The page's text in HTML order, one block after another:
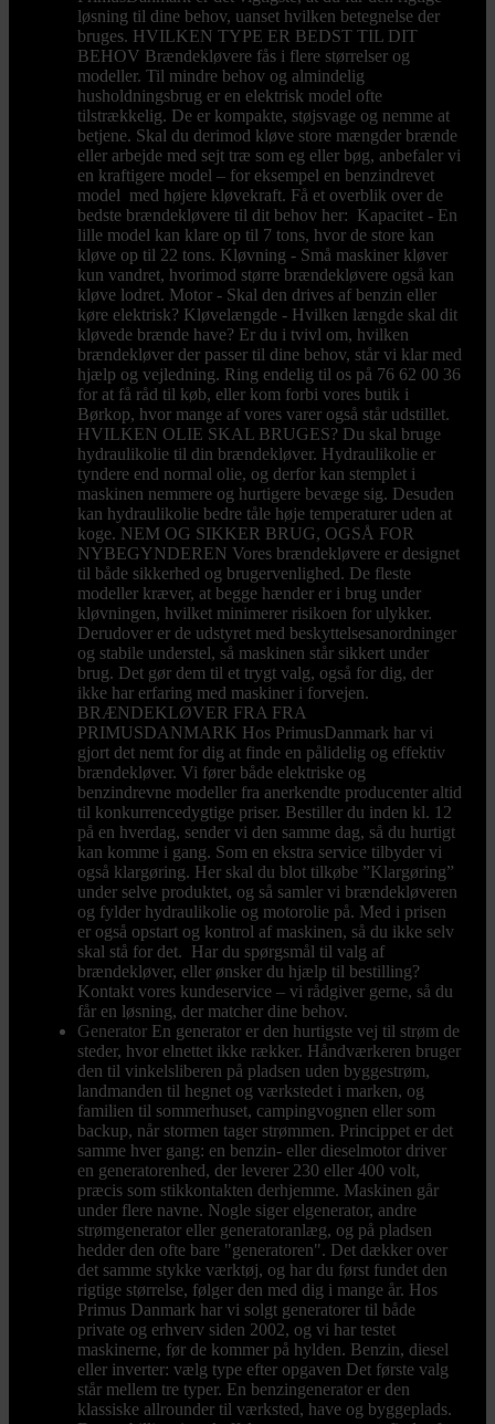
løsning til dine behov, uanset hvilken betegnelse der
bruges. HVILKEN TYPE ER BEDST TIL DIT
BEHOV Brændekløvere fås i flere størrelser og
modeller. Til mindre behov og almindelig
husholdningsbrug er en elektrisk model ofte
tilstrækkelig. De er kompakte, støjsvage og nemme at
betjene. Skal du derimod kløve store mængder brænde
eller arbejde med sejt træ som eg eller bøg, anbefaler vi
en kraftigere model – for eksempel en benzindrevet
model med højere kløvekraft. Få et overblik over de
bedste brændekløvere til dit behov her: Kapacitet - En
lille model kan klare op til 7 tons, hvor de store kan
kløve op til 22 tons. Kløvning - Små maskiner kløver
kun vandret, hvorimod større brændekløvere også kan
kløve lodret. Motor - Skal den drives af benzin eller
køre elektrisk? Kløvelængde - Hvilken længde skal dit
kløvede brænde have? Er du i tvivl om, hvilken
brændekløver der passer til dine behov, står vi klar med
hjælp og vejledning. Ring endelig til os på 76 62 00 36
for at få råd til køb, eller kom forbi vores butik i
Børkop, hvor mange af vores varer også står udstillet.
HVILKEN OLIE SKAL BRUGES? Du skal bruge
hydraulikolie til din brændekløver. Hydraulikolie er
tyndere end normal olie, og derfor kan stemplet i
maskinen nemmere og hurtigere bevæge sig. Desuden
kan hydraulikolie bedre tåle høje temperaturer uden at
koge. NEM OG SIKKER BRUG, OGSÅ FOR
NYBEGYNDEREN Vores brændekløvere er designet
til både sikkerhed og brugervenlighed. De fleste
modeller kræver, at begge hænder er i brug under
kløvningen, hvilket minimerer risikoen for ulykker.
Derudover er de udstyret med beskyttelsesanordninger
og stabile understel, så maskinen står sikkert under
brug. Det gør dem til et trygt valg, også for dig, der
ikke har erfaring med maskiner i forvejen.
BRÆNDEKLØVER FRA FRA
PRIMUSDANMARK Hos PrimusDanmark har vi
gjort det nemt for dig at finde en pålidelig og effektiv
brændekløver. Vi fører både elektriske og
benzindrevne modeller fra anerkendte producenter altid
til konkurrencedygtige priser. Bestiller du inden kl. 12
på en hverdag, sender vi den samme dag, så du hurtigt
kan komme i gang. Som en ekstra service tilbyder vi
også klargøring. Her skal du blot tilkøbe ”Klargøring”
under selve produktet, og så samler vi brændekløveren
og fylder hydraulikolie og motorolie på. Med i prisen
er også opstart og kontrol af maskinen, så du ikke selv
skal stå for det. Har du spørgsmål til valg af
brændekløver, eller ønsker du hjælp til bestilling?
Kontakt vores kundeservice – vi rådgiver gerne, så du
får en løsning, der matcher dine behov.
Generator En generator er den hurtigste vej til strøm de
steder, hvor elnettet ikke rækker. Håndværkeren bruger
den til vinkelsliberen på pladsen uden byggestrøm,
landmanden til hegnet og værkstedet i marken, og
familien til sommerhuset, campingvognen eller som
backup, når stormen tager strømmen. Princippet er det
samme hver gang: en benzin- eller dieselmotor driver
en generatorenhed, der leverer 230 eller 400 volt,
præcis som stikkontakten derhjemme. Maskinen går
under flere navne. Nogle siger elgenerator, andre
strømgenerator eller generatoranlæg, og på pladsen
hedder den ofte bare "generatoren". Det dækker over
det samme stykke værktøj, og har du først fundet den
rigtige størrelse, følger den med dig i mange år. Hos
Primus Danmark har vi solgt generatorer til både
private og erhverv siden 2002, og vi har testet
maskinerne, før de kommer på hylden. Benzin, diesel
eller inverter: vælg type efter opgaven Det første valg
står mellem tre typer. En benzingenerator er den
klassiske allrounder til værksted, have og byggeplads.